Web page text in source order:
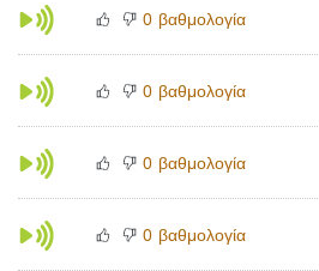
0 βαθμολογία
0 βαθμολογία
0 βαθμολογία
0 βαθμολογία